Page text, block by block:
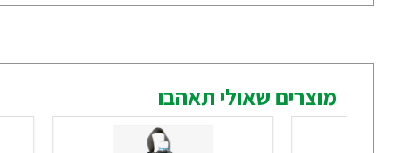
מוצרים שאולי תאהבו